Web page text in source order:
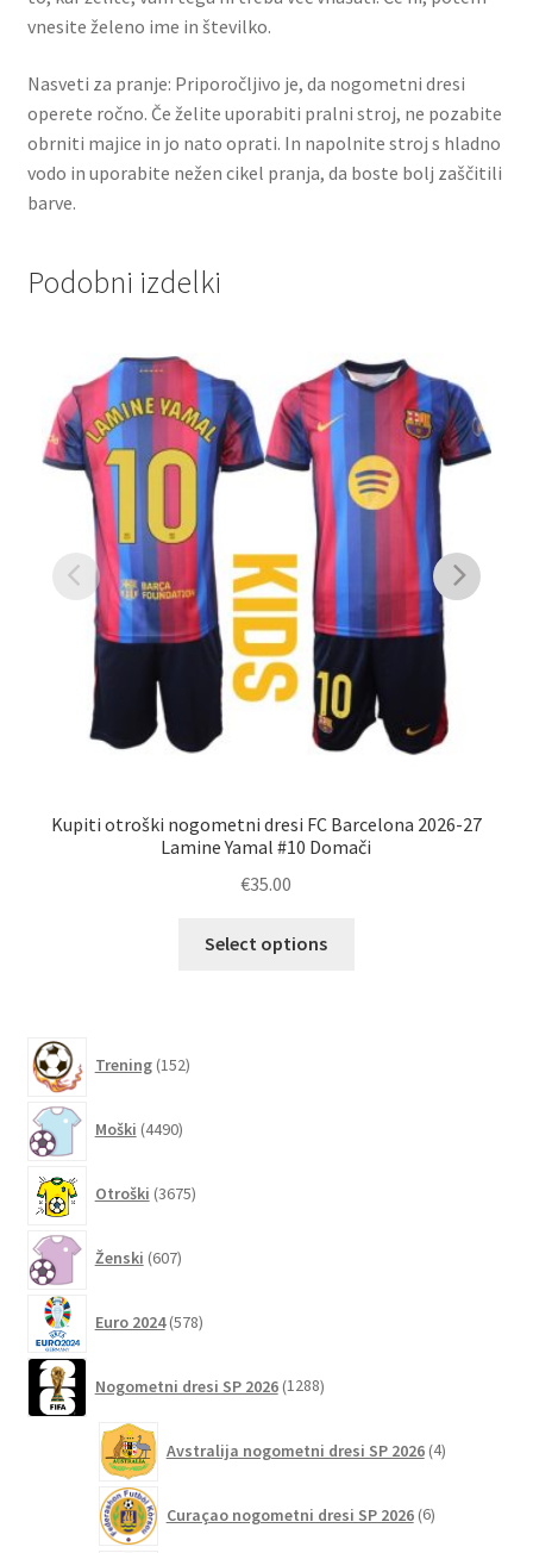
vnesite želeno ime in številko.
Nasveti za pranje: Priporočljivo je, da nogometni dresi
operete ročno. Če želite uporabiti pralni stroj, ne pozabite
obrniti majice in jo nato oprati. In napolnite stroj s hladno
vodo in uporabite nežen cikel pranja, da boste bolj zaščitili
barve.
Podobni izdelki
Kupiti otroški nogometni dresi FC Barcelona 2026-27
Lamine Yamal #10 Domači
€35.00
Select options
Trening 152izdelkov
Moški 4490izdelkov
Otroški 3675izdelkov
Ženski 607izdelkov
Euro 2024 578izdelkov
Nogometni dresi SP 2026 1288izdelkov
Avstralija nogometni dresi SP 2026 4izdelki
Curaçao nogometni dresi SP 2026 6izdelkov